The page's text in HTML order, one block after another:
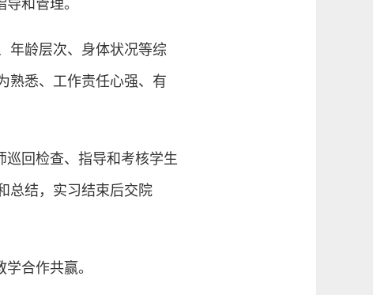
和管理。
年龄层次、身体状况等综
熟悉、工作责任心强、有
巡回检查、指导和考核学生
总结，实习结束后交院
合作共赢。